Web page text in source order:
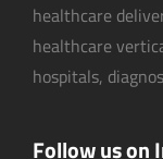
healthcare
healthcare
hospitals,
Follow us on